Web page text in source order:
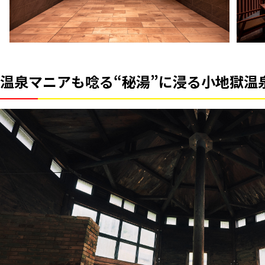
温泉マニアも唸る“秘湯”に浸る小地獄温